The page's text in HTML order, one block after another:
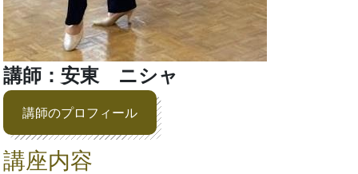
講師：安東 ニシャ
講師のプロフィール
講座内容